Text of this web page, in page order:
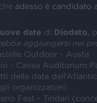
adesso è candidato
date di Diodato ,
aggiungersi nei
Outdoor - Aosta
- Cavea Auditorium
della data
organizzatori)
Fest - Tindari